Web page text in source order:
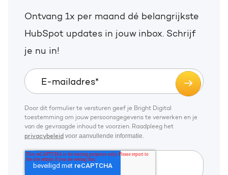
Ontvang 1x per maand dé belangrijkste
HubSpot updates in jouw inbox. Schrijf
je nu in!
Door dit formulier te versturen geef je Bright Digital
toestemming om jouw persoonsgegevens te verwerken en je
van de gevraagde inhoud te voorzien. Raadpleeg het
privacybeleid voor aanvullende informatie.